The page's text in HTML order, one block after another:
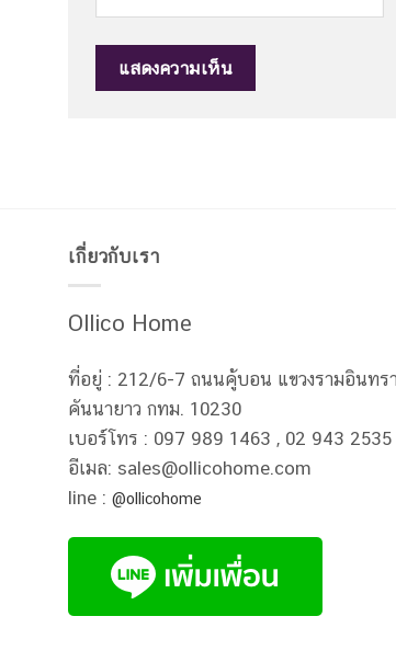
เกี่ยวกับเรา
Ollico Home
ที่อยู่ : 212/6-7 ถนนคู้บอน แขวงรามอินทร
คันนายาว กทม. 10230
เบอร์โทร : 097 989 1463 , 02 943 2535
อีเมล: sales@ollicohome.com
line : @ollicohome